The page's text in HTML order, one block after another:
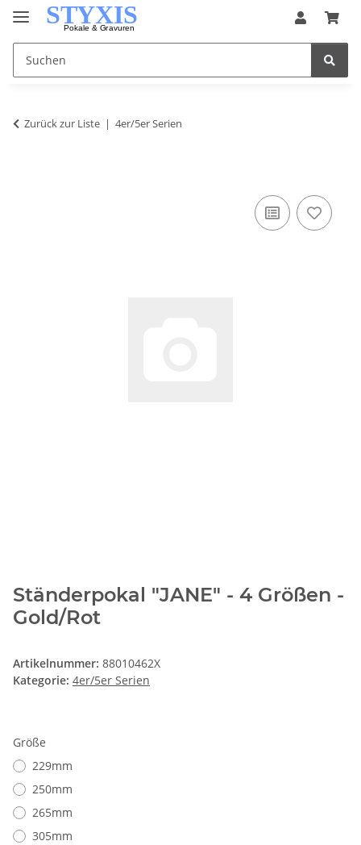
Zurück zur Liste 4er/5er Serien
Ständerpokal "JANE" - 4 Größen -
Gold/Rot
Artikelnummer: 88010462X
Kategorie: 4er/5er Serien
Größe
229mm
250mm
265mm
305mm